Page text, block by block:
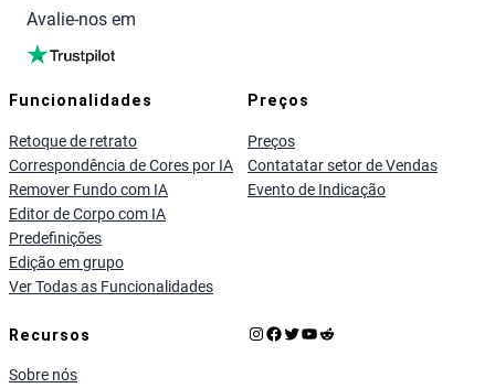
Avalie-nos em
Funcionalidades
Retoque de retrato
Correspondência de Cores por IA
Remover Fundo com IA
Editor de Corpo com IA
Predefinições
Edição em grupo
Ver Todas as Funcionalidades
Preços
Preços
Contatatar setor de Vendas
Evento de Indicação
Recursos
Sobre nós
Instagram
Facebook
X YouTube
Reddit